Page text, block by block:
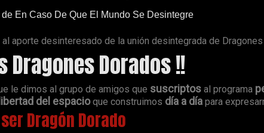
En Caso De Que El Mundo Se Desintegre
aporte desinteresado de la unión desintegrada de Dragones
Dragones Dorados !!
le dimos al grupo de amigos que suscriptosal programa
del espacioque construimos día a díapara
ser Dragón Dorado